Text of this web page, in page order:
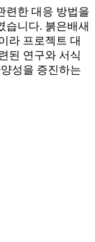
련한 대응 방법을
습니다. 붉은배새
라 프로젝트 대
된 연구와 서식
성을 증진하는